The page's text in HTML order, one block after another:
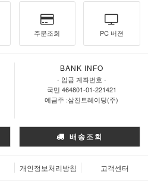
주문조회 PC 버젼
BANK INFO
- 입금 계좌번호 -
국민 464801-01-221421
예금주 :삼진트레이딩(주)
배송조회
개인정보처리방침 고객센터